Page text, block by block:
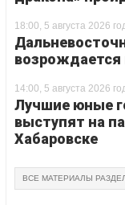
18:00, 5 августа 2026
возрождается
14:00, 5 августа 2026
Лучшие юные
выступят на
Хабаровске
ВСЕ МАТЕРИАЛЫ